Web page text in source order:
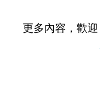
更多內容，歡迎